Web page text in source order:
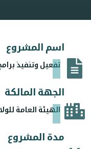
اسم المشروع
تفعيل وتنفيذ
الجهة المالكة
الهيئة العامة
مدة المشروع